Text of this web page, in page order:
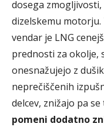
dosega
dizelskemu
vendar je LNG
prednosti za okolje,
onesnažujejo z
neprečiščenih
delcev, znižajo pa
pomeni dodatno